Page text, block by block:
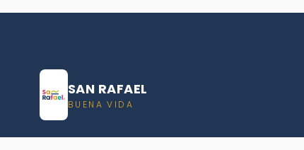
SAN RAFAEL
BUENA VIDA